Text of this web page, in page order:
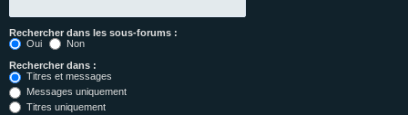
Rechercher dans les sous-forums :
Oui
Non
Rechercher dans :
Titres et messages
Messages uniquement
Titres uniquement